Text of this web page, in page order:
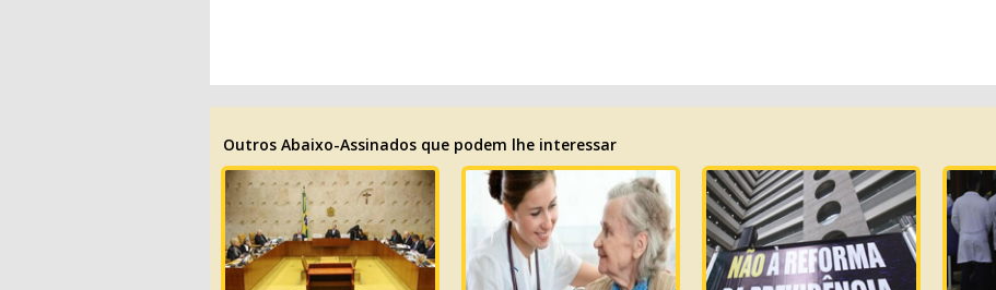
Outros Abaixo-Assinados que podem lhe interessar